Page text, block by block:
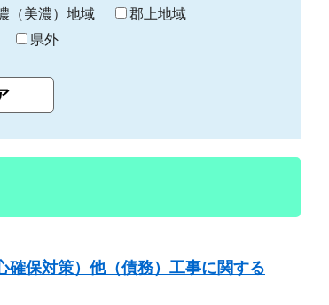
（美濃）地域
郡上地域
県外
保対策）他（債務）工事に関する